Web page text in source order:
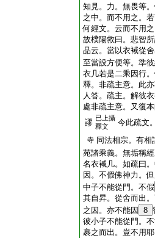
知見。力。無畏等
之中。而不用之。
何經文。云而不用
故樸陽救曰。悲智
品云。當以衣裓從
至當設方便等。準
衣几若是二乘因行
釋。非疏主意。此
人答。疏主。解彼
處非疏主意。又復
謬 已上攝
釋文
今此疏文
寺 同法相宗。有
苑諸乘義。無垢稱
名衣裓几。如疏曰
因。不假佛神力。
中子不能從門。不假
其自昇。從舍而出
之因。亦不能因
8
彼小子不能從門。
裹之而出。豈不用